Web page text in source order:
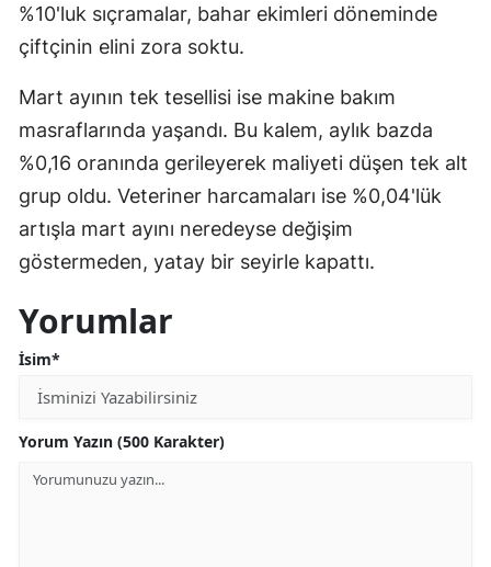
%10'luk sıçramalar, bahar ekimleri döneminde
çiftçinin elini zora soktu.
Mart ayının tek tesellisi ise makine bakım
masraflarında yaşandı. Bu kalem, aylık bazda
%0,16 oranında gerileyerek maliyeti düşen tek alt
grup oldu. Veteriner harcamaları ise %0,04'lük
artışla mart ayını neredeyse değişim
göstermeden, yatay bir seyirle kapattı.
Yorumlar
İsim*
Yorum Yazın (500 Karakter)